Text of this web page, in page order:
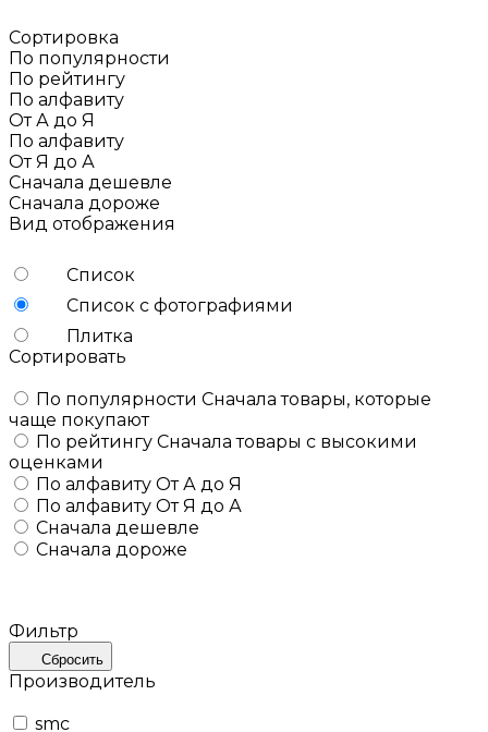
Сортировка
По популярности
По рейтингу
По алфавиту
От А до Я
По алфавиту
От Я до А
Сначала дешевле
Сначала дороже
Вид отображения
Список
Список с фотографиями
Плитка
Сортировать
По популярности Сначала товары, которые
чаще покупают
По рейтингу Сначала товары с высокими
оценками
По алфавиту От А до Я
По алфавиту От Я до А
Сначала дешевле
Сначала дороже
Фильтр
Сбросить
Производитель
smc